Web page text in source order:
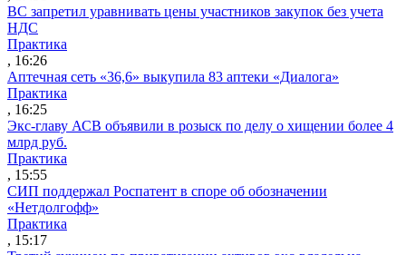
ВС запретил уравнивать цены участников закупок без учета
НДС
Практика
, 16:26
Аптечная сеть «36,6» выкупила 83 аптеки «Диалога»
Практика
, 16:25
Экс-главу АСВ объявили в розыск по делу о хищении более 4
млрд руб.
Практика
, 15:55
СИП поддержал Роспатент в споре об обозначении
«Нетдолгофф»
Практика
, 15:17